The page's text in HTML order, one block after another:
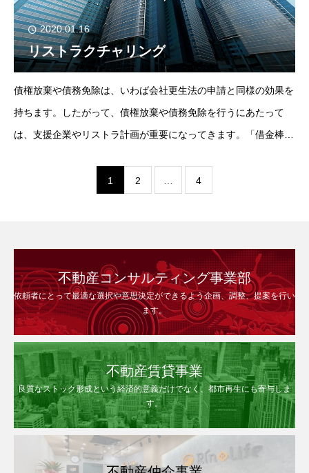
2020.01.16
リストラクチャリング
債権放棄や債務免除は、いわば会社更生法の申請と同様の効果を
持ちます。したがって、債権放棄や債務免除を行うにあたって
は、支援企業やリストラ計画が重要になってきます。「借金棒引
ているケースがほとんどです。したがって、
1 2 4
不動産コンサルティング事業部
依頼者にとって最適な選択や意思決定ができるよう企画、調整、提案を行い
ます。
不動産賃貸事業
良質なストック形成という経済的意義だけでなく、都市再生にも寄与しま
す。